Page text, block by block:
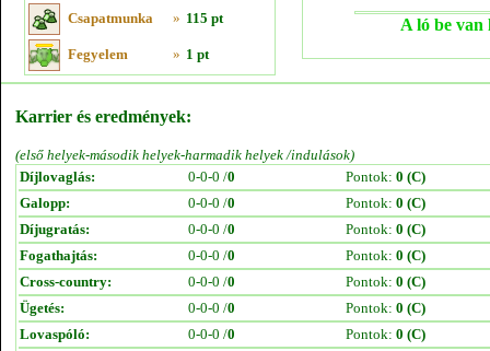
Csapatmunka » 115 pt
Fegyelem » 1 pt
A ló be van
Karrier és eredmények:
(első helyek-második helyek-harmadik helyek /indulások)
Díjlovaglás:
0-0-0 /0 Pontok: 0 (C)
Galopp:
0-0-0 /0 Pontok: 0 (C)
Díjugratás:
0-0-0 /0 Pontok: 0 (C)
Fogathajtás:
0-0-0 /0 Pontok: 0 (C)
Cross-country:
0-0-0 /0 Pontok: 0 (C)
Ügetés:
0-0-0 /0 Pontok: 0 (C)
Lovaspóló:
0-0-0 /0 Pontok: 0 (C)